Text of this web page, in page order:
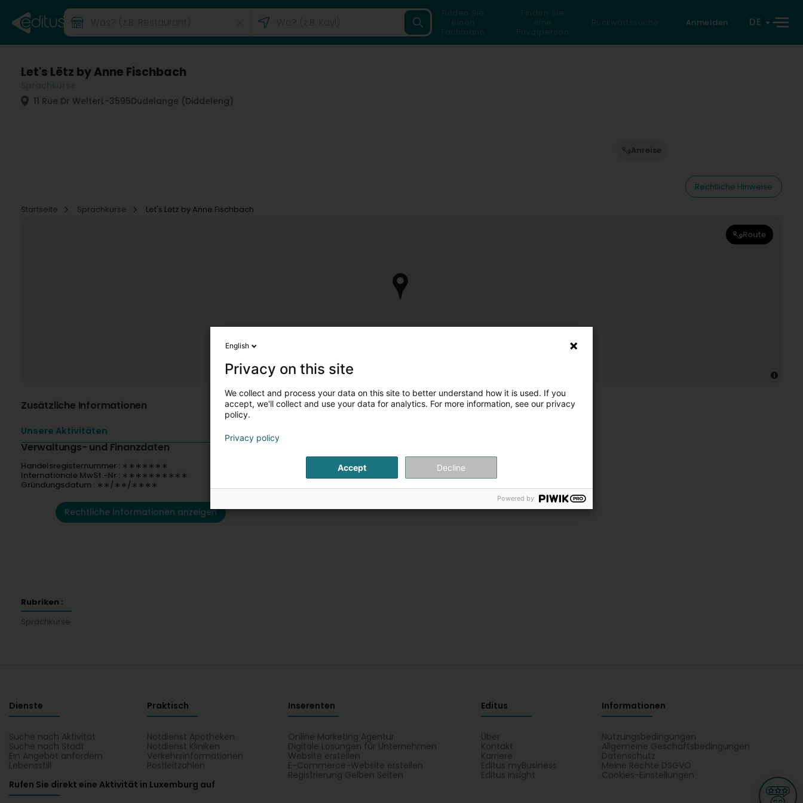
Finden Sie
einen
Fachmann
Finden Sie
eine
Privatperson
Rückwärtssuche Anmelden DE
Let's Lëtz by Anne Fischbach
11 Rue Dr WelterL-3595Dudelange (Diddeleng)
Anreise
Rechtliche Hinweise
Startseite
Sprachkurse Let's Lëtz by Anne Fischbach
Route
Zusätzliche Informationen
Unsere Aktivitäten
Verwaltungs- und Finanzdaten
Handelsregisternummer : ∗∗∗∗∗∗∗
Internationale MwSt.-Nr : ∗∗∗∗∗∗∗∗∗∗
Gründungsdatum : ∗∗/∗∗/∗∗∗∗
Rechtliche Informationen anzeigen
Rubriken :
Sprachkurse
Dienste
Suche nach Aktivität
Suche nach Stadt
Ein Angebot anfordern
Lebensstill
Praktisch
Notdienst Apotheken
Notdienst Kliniken
Verkehrsinformationen
Postleitzahlen
Inserenten
Online Marketing Agentur
Digitale Lösungen für Unternehmen
Website erstellen
E-Commerce-Website erstellen
Registrierung Gelben Seiten
Editus
Über
Kontakt
Karriere
Editus myBusiness
Editus Insight
Informationen
Nutzungsbedingungen
Allgemeine Geschäftsbedingungen
Datenschutz
Meine Rechte DSGVO
Cookies-Einstellungen
Rufen Sie direkt eine Aktivität in Luxemburg auf
English
Privacy on this site
We collect and process your data on this site to better understand how it is used. If you
accept, we'll collect and use your data for analytics. For more information, see our privacy
policy.
Privacy policy
Accept Decline
Powered by